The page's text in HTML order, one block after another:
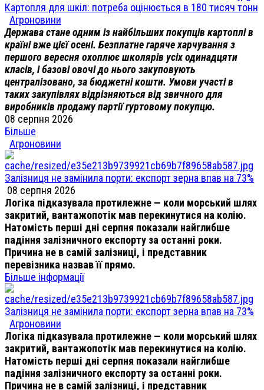
Картопля для шкіл: потреба оцінюється в 180 тисяч тонн
Агроновини
Держава стане одним із найбільших покупців картоплі в
країні вже цієї осені. Безплатне гаряче харчування з
першого вересня охоплює школярів усіх одинадцяти
класів, і базові овочі до нього закуповують
централізовано, за бюджетні кошти. Умови участі в
таких закупівлях відрізняються від звичного для
виробників продажу партії гуртовому покупцю.
08 серпня 2026
Більше
Агроновини
Залізниця не замінила порти: експорт зерна впав на 73%
08 серпня 2026
Логіка підказувала протилежне — коли морський шлях
закритий, вантажопотік мав перекинутися на колію.
Натомість перші дні серпня показали найглибше
падіння залізничного експорту за останні роки.
Причина не в самій залізниці, і представник
перевізника назвав її прямо.
Більше інформації
Залізниця не замінила порти: експорт зерна впав на 73%
Агроновини
Логіка підказувала протилежне — коли морський шлях
закритий, вантажопотік мав перекинутися на колію.
Натомість перші дні серпня показали найглибше
падіння залізничного експорту за останні роки.
Причина не в самій залізниці, і представник